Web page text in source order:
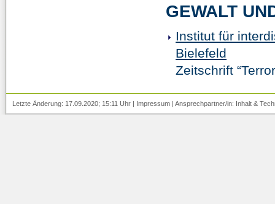
GEWALT
Institut für
Bielefeld
Zeitschrift
Letzte Änderung: 17.09.2020; 15:11 Uhr | Impressum | Ansprechpartner/in: Inhalt &